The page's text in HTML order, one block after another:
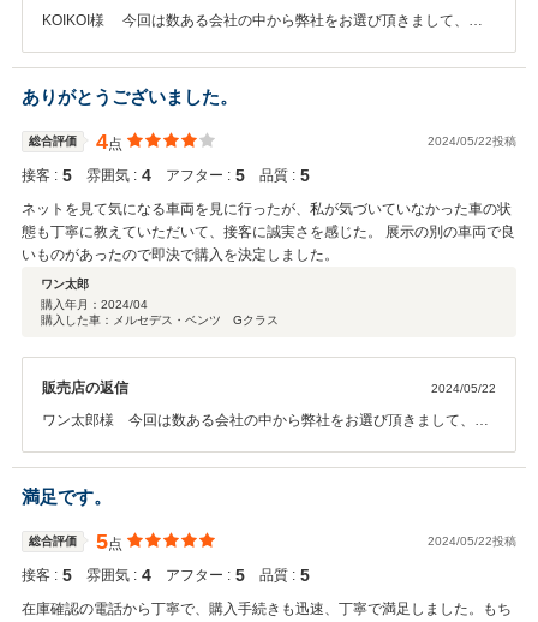
KOIKOI様 今回は数ある会社の中から弊社をお選び頂きまして、あ
フも大変嬉しく存じます。 また何かありましたら、弊社もしくは担当
者にご連絡下さいませ。 この度は、誠にありがとうございました。
ありがとうございました。
総合評価 4点 2024/05/22投稿
接客 : 5 雰囲気 : 4 アフター : 5 品質 : 5
ネットを見て気になる車両を見に行ったが、私が気づいていなかった車の状
態も丁寧に教えていただいて、接客に誠実さを感じた。 展示の別の車両で良
いものがあったので即決で購入を決定しました。
ワン太郎
購入年月： 2024/04
購入した車：メルセデス・ベンツ Gクラス
販売店の返信 2024/05/22
ワン太郎様 今回は数ある会社の中から弊社をお選び頂きまして、あ
フも大変嬉しく存じます。 また何かありましたら、弊社もしくは担当
者にご連絡下さいませ。 この度は、誠にありがとうございました。
満足です。
総合評価 5点 2024/05/22投稿
接客 : 5 雰囲気 : 4 アフター : 5 品質 : 5
在庫確認の電話から丁寧で、購入手続きも迅速、丁寧で満足しました。もち